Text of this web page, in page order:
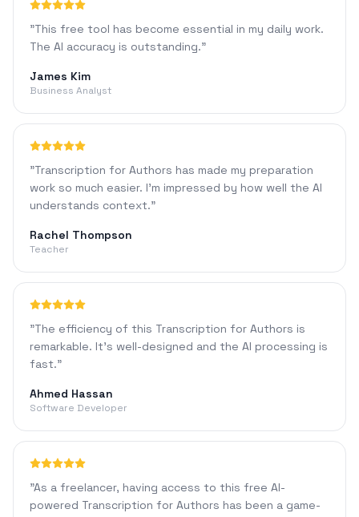
"This free tool has become essential in my daily work.
The AI accuracy is outstanding."
James Kim
Business Analyst
"Transcription for Authors has made my preparation
work so much easier. I'm impressed by how well the AI
understands context."
Rachel Thompson
Teacher
"The efficiency of this Transcription for Authors is
remarkable. It's well-designed and the AI processing is
fast."
Ahmed Hassan
Software Developer
"As a freelancer, having access to this free AI-
powered Transcription for Authors has been a game-